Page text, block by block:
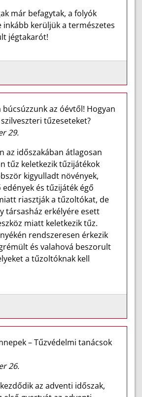
már befagytak, a folyók
inkább kerüljük a természetes
jégtakarót!
búcsúzzunk az óévtől! Hogyan
tűzeseteket?
29.
az időszakában átlagosan
tűz keletkezik tűzijátékok
kigyulladt növények,
és tűzijáték égő
riasztják a tűzoltókat, de
társasház erkélyére esett
miatt keletkezik tűz.
rendszeresen érkezik
és valahová beszorult
a tűzoltóknak kell
– Tűzvédelmi tanácsok
26.
az adventi időszak,